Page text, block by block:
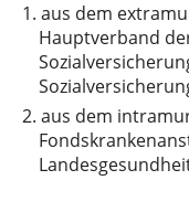
1. aus dem
Hauptverband
2. aus dem